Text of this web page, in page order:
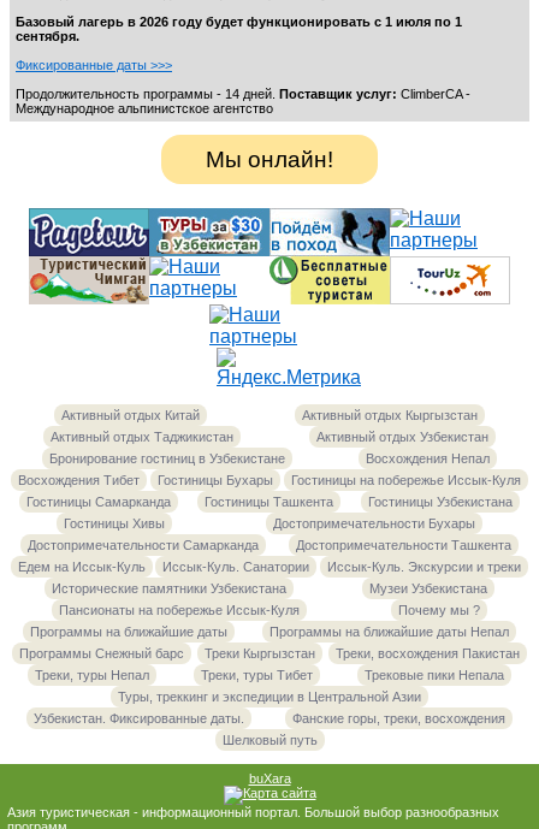
Базовый лагерь в 2026 году будет функционировать с 1 июля по 1
сентября.
Фиксированные даты >>>
Продолжительность программы - 14 дней. Поставщик услуг: ClimberCA -
Международное альпинистское агентство
Мы онлайн!
Активный отдых Китай
Активный отдых Кыргызстан
Активный отдых Таджикистан
Активный отдых Узбекистан
Бронирование гостиниц в Узбекистане
Восхождения Непал
Восхождения Тибет
Гостиницы Бухары
Гостиницы на побережье Иссык-Куля
Гостиницы Самарканда
Гостиницы Ташкента
Гостиницы Узбекистана
Гостиницы Хивы
Достопримечательности Бухары
Достопримечательности Самарканда
Достопримечательности Ташкента
Едем на Иссык-Куль
Иссык-Куль. Санатории
Иссык-Куль. Экскурсии и треки
Исторические памятники Узбекистана
Музеи Узбекистана
Пансионаты на побережье Иссык-Куля
Почему мы ?
Программы на ближайшие даты
Программы на ближайшие даты Непал
Программы Снежный барс
Треки Кыргызстан
Треки, восхождения Пакистан
Треки, туры Непал
Треки, туры Тибет
Трековые пики Непала
Туры, треккинг и экспедиции в Центральной Азии
Узбекистан. Фиксированные даты.
Фанские горы, треки, восхождения
Шелковый путь
buXara
Азия туристическая - информационный портал. Большой выбор разнообразных